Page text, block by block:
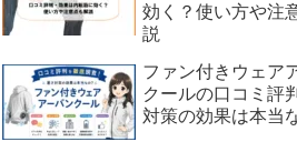
効く？使い方や注
説
ファン付きウェア
クールの口コミ評
対策の効果は本当